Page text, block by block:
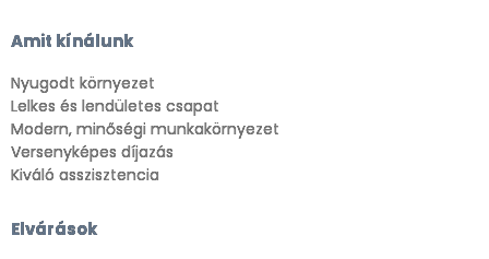
Amit kínálunk
Nyugodt környezet
Lelkes és lendületes csapat
Modern, minőségi munkakörnyezet
Versenyképes díjazás
Kiváló asszisztencia
Elvárások